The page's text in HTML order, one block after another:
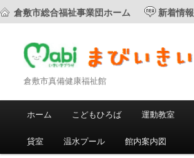
倉敷市総合福祉事業団ホーム 新着情報
倉敷市真備健康福祉館
メ
メ
イ
サ
ブ
ホーム こどもひろば 運動教室
貸室 温水プール 館内案内図